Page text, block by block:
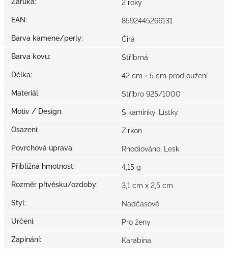
2 roky
EAN: 8592445266131
Barva kamene/perly: Čirá
Barva kovu: Stříbrná
Délka: 42 cm + 5 cm prodloužení
Materiál: Stříbro 925/1000
Motiv / Design: S kamínky, Lístky
Osazení: Zirkon
Povrchová úprava: Rhodiováno, Lesk
Přibližná hmotnost: 4,15 g
Rozměr přívěsku/ozdoby: 3,1 cm x 2,5 cm
Styl: Nadčasové
Určení: Pro ženy
Zapínání: Karabina